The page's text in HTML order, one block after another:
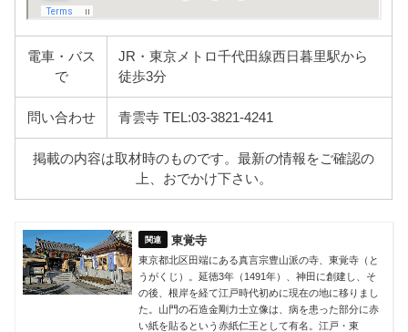
電車・バス
で
JR・東京メトロ千代田線西日暮里駅から
徒歩3分
問い合わせ 青雲寺 TEL:03-3821-4241
掲載の内容は取材時のものです。最新の情報をご確認の
上、おでかけ下さい。
東覚寺
東京都北区田端にある真言宗豊山派の寺、東覚寺（と
うがくじ）。延徳3年（1491年）、神田に創建し、そ
の後、根岸を経て江戸時代初めに現在の地に移りまし
た。山門の石造金剛力士立像は、病を患った部分に赤
い紙を貼るという赤紙仁王として有名。江戸・東